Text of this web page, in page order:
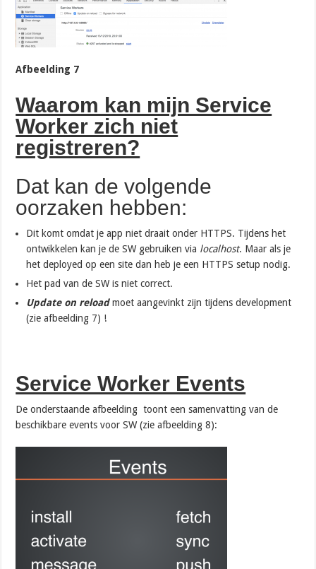
Afbeelding 7
Waarom kan mijn Service
Worker zich niet
registreren?
Dat kan de volgende
oorzaken hebben:
Dit komt omdat je app niet draait onder HTTPS. Tijdens het
ontwikkelen kan je de SW gebruiken via localhost. Maar als je
het deployed op een site dan heb je een HTTPS setup nodig.
Het pad van de SW is niet correct.
Update on reloadmoet aangevinkt zijn tijdens development
(zie afbeelding 7) !
Service Worker Events
De onderstaande afbeelding toont een samenvatting van de
beschikbare events voor SW (zie afbeelding 8):